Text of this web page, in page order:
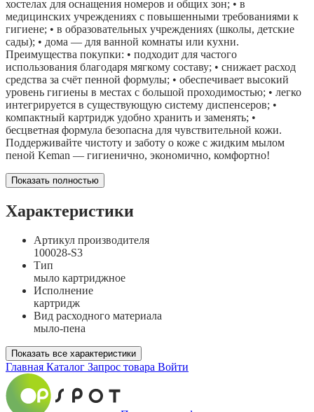
хостелах для оснащения номеров и общих зон; • в
медицинских учреждениях с повышенными требованиями к
гигиене; • в образовательных учреждениях (школы, детские
сады); • дома — для ванной комнаты или кухни.
Преимущества покупки: • подходит для частого
использования благодаря мягкому составу; • снижает расход
средства за счёт пенной формулы; • обеспечивает высокий
уровень гигиены в местах с большой проходимостью; • легко
интегрируется в существующую систему диспенсеров; •
компактный картридж удобно хранить и заменять; •
бесцветная формула безопасна для чувствительной кожи.
Поддерживайте чистоту и заботу о коже с жидким мылом
пеной Keman — гигиенично, экономично, комфортно!
Показать полностью
Характеристики
Артикул производителя
100028-S3
Тип
мыло картриджное
Исполнение
картридж
Вид расходного материала
мыло-пена
Показать все характеристики
Главная Каталог Запрос товара Войти